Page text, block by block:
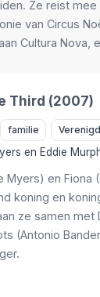
Ze reist
van Circus
Cultura Nova,
Third (2007)
familie
en Eddie
Myers) en Fiona
koning en
ze samen met
(Antonio